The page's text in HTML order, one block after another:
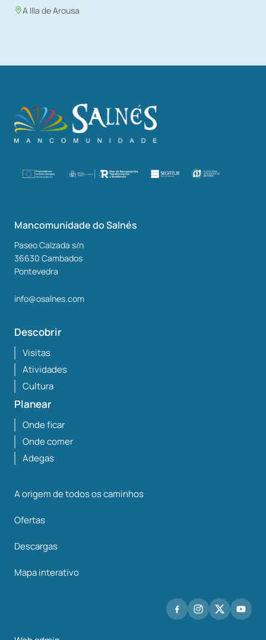
A Illa de Arousa
Mancomunidade do Salnés
Paseo Calzada s/n
36630 Cambados
Pontevedra
info@osalnes.com
Descobrir
Visitas
Atividades
Cultura
Planear
Onde ficar
Onde comer
Adegas
A origem de todos os caminhos
Ofertas
Descargas
Mapa interativo